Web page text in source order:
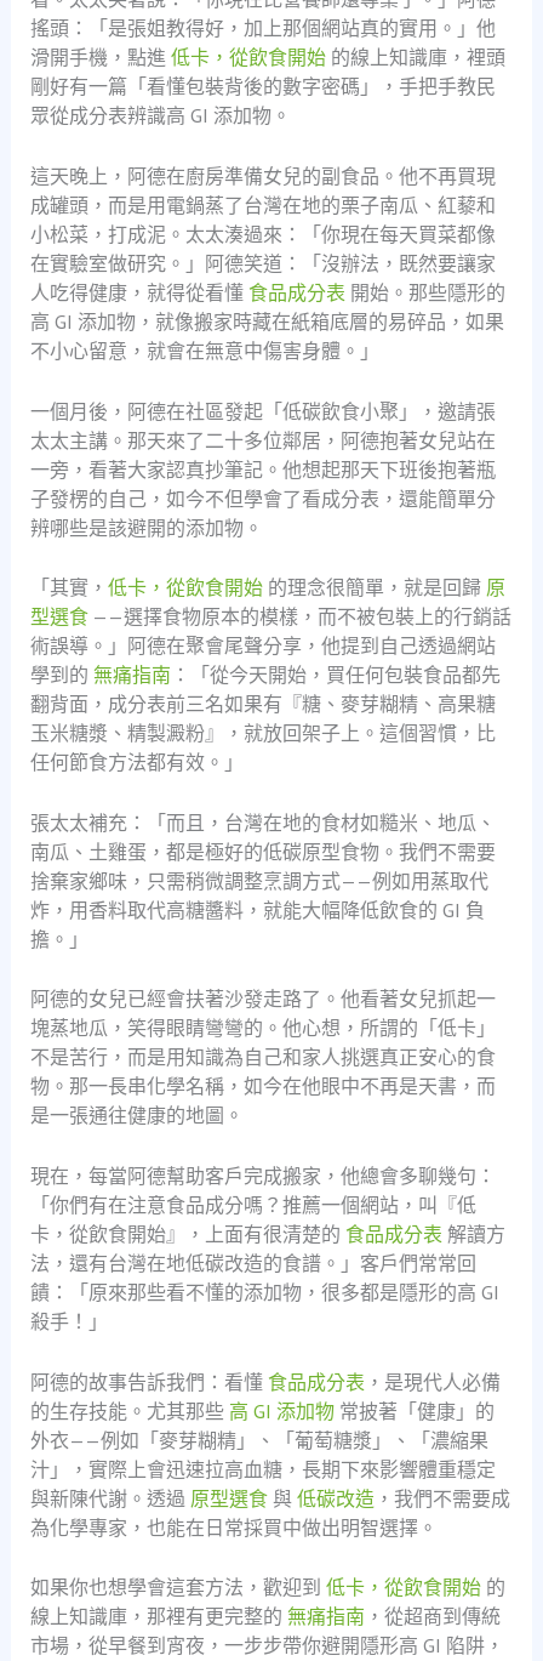
搖頭：「是張姐教得好，加上那個網站真的實用。」他
滑開手機，點進 低卡，從飲食開始的線上知識庫，裡頭
剛好有一篇「看懂包裝背後的數字密碼」，手把手教民
眾從成分表辨識高 GI 添加物。
這天晚上，阿德在廚房準備女兒的副食品。他不再買現
成罐頭，而是用電鍋蒸了台灣在地的栗子南瓜、紅藜和
小松菜，打成泥。太太湊過來：「你現在每天買菜都像
在實驗室做研究。」阿德笑道：「沒辦法，既然要讓家
人吃得健康，就得從看懂 食品成分表 開始。那些隱形的
高 GI 添加物，就像搬家時藏在紙箱底層的易碎品，如果
不小心留意，就會在無意中傷害身體。」
一個月後，阿德在社區發起「低碳飲食小聚」，邀請張
太太主講。那天來了二十多位鄰居，阿德抱著女兒站在
一旁，看著大家認真抄筆記。他想起那天下班後抱著瓶
子發楞的自己，如今不但學會了看成分表，還能簡單分
辨哪些是該避開的添加物。
「其實， 低卡，從飲食開始的理念很簡單，就是回歸 原
型選食——選擇食物原本的模樣，而不被包裝上的行銷話
術誤導。」阿德在聚會尾聲分享，他提到自己透過網站
學到的 無痛指南 ：「從今天開始，買任何包裝食品都先
翻背面，成分表前三名如果有『糖、麥芽糊精、高果糖
玉米糖漿、精製澱粉』，就放回架子上。這個習慣，比
任何節食方法都有效。」
張太太補充：「而且，台灣在地的食材如糙米、地瓜、
南瓜、土雞蛋，都是極好的低碳原型食物。我們不需要
捨棄家鄉味，只需稍微調整烹調方式——例如用蒸取代
炸，用香料取代高糖醬料，就能大幅降低飲食的 GI 負
擔。」
阿德的女兒已經會扶著沙發走路了。他看著女兒抓起一
塊蒸地瓜，笑得眼睛彎彎的。他心想，所謂的「低卡」
不是苦行，而是用知識為自己和家人挑選真正安心的食
物。那一長串化學名稱，如今在他眼中不再是天書，而
是一張通往健康的地圖。
現在，每當阿德幫助客戶完成搬家，他總會多聊幾句：
「你們有在注意食品成分嗎？推薦一個網站，叫『低
卡，從飲食開始』，上面有很清楚的 食品成分表 解讀方
法，還有台灣在地低碳改造的食譜。」客戶們常常回
饋：「原來那些看不懂的添加物，很多都是隱形的高 GI
殺手！」
阿德的故事告訴我們：看懂 食品成分表 ，是現代人必備
的生存技能。尤其那些 高 GI 添加物常披著「健康」的
外衣——例如「麥芽糊精」、「葡萄糖漿」、「濃縮果
汁」，實際上會迅速拉高血糖，長期下來影響體重穩定
與新陳代謝。透過 原型選食與 低碳改造 ，我們不需要成
為化學專家，也能在日常採買中做出明智選擇。
如果你也想學會這套方法，歡迎到 低卡，從飲食開始的
線上知識庫，那裡有更完整的 無痛指南 ，從超商到傳統
市場，從早餐到宵夜，一步步帶你避開隱形高 GI 陷阱，